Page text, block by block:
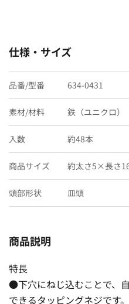
仕様・サイズ
品番/型番 634-0431
素材/材料 鉄（ユニクロ）
入数 約48本
商品サイズ 約太さ5×長さ
頭部形状 皿頭
商品説明
特長
●下穴にねじ込むことで、
できるタッピングネジです。